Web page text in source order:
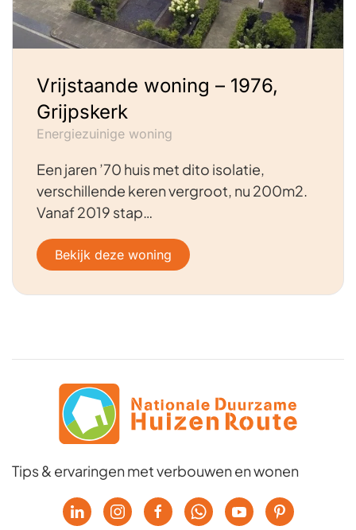
Vrijstaande woning – 1976,
Grijpskerk
Energiezuinige woning
Een jaren ’70 huis met dito isolatie,
verschillende keren vergroot, nu 200m2.
Vanaf 2019 stap…
Bekijk deze woning
Tips & ervaringen met verbouwen en wonen